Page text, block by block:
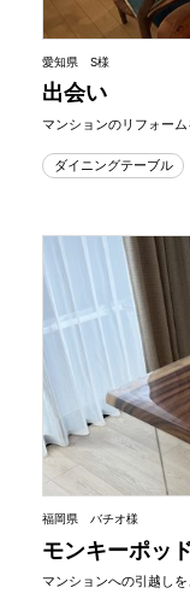
愛知県 S様
出会い
マンションのリフォー
ダイニングテーブル
福岡県 バチオ様
モンキーポッ
マンションへの引越し